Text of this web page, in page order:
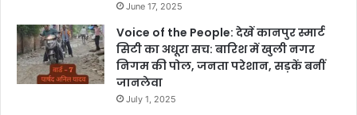
June 17, 2025
Voice of the People: देखें कानपुर स्मार्ट
सिटी का अधूरा सच: बारिश में खुली नगर
निगम की पोल, जनता परेशान, सड़कें बनीं
जानलेवा
July 1, 2025